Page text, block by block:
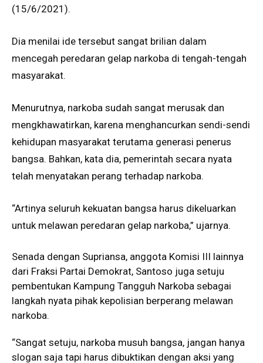
(15/6/2021).
Dia menilai ide tersebut sangat brilian dalam
mencegah peredaran gelap narkoba di tengah-tengah
masyarakat.
Menurutnya, narkoba sudah sangat merusak dan
mengkhawatirkan, karena menghancurkan sendi-sendi
kehidupan masyarakat terutama generasi penerus
bangsa. Bahkan, kata dia, pemerintah secara nyata
telah menyatakan perang terhadap narkoba.
“Artinya seluruh kekuatan bangsa harus dikeluarkan
untuk melawan peredaran gelap narkoba,” ujarnya.
Senada dengan Supriansa, anggota Komisi III lainnya
dari Fraksi Partai Demokrat, Santoso juga setuju
pembentukan Kampung Tangguh Narkoba sebagai
langkah nyata pihak kepolisian berperang melawan
narkoba.
“Sangat setuju, narkoba musuh bangsa, jangan hanya
slogan saja tapi harus dibuktikan dengan aksi yang